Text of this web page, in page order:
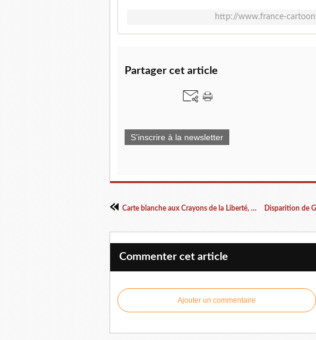
http://www.france-
Partager cet article
S'inscrire à la newsletter
Carte blanche aux Crayons de la Liberté, exposition à Saint-Just-Le-Martel
Commenter cet article
Ajouter un commentaire